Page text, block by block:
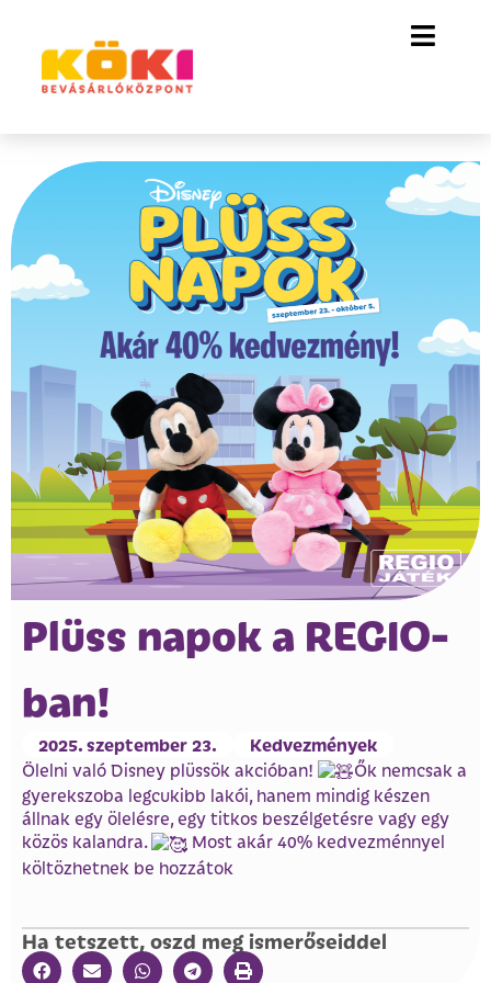
Plüss napok a REGIO-
ban!
2025. szeptember 23. Kedvezmények
Ölelni való Disney plüssök akcióban!
Ők nemcsak a
gyerekszoba legcukibb lakói, hanem mindig készen
állnak egy ölelésre, egy titkos beszélgetésre vagy egy
közös kalandra.
Most akár 40% kedvezménnyel
költözhetnek be hozzátok
Ha tetszett, oszd meg ismerőseiddel